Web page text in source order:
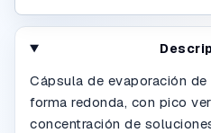
Cápsula de evaporación
forma redonda, con pico
concentración de